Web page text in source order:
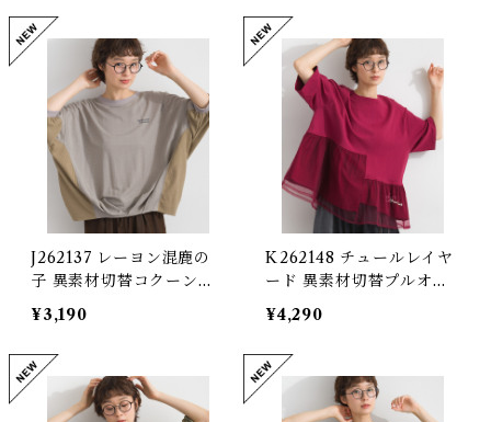
d-Fabric Front-Zip Dre
ss
J262137 レーヨン混鹿の
子 異素材切替コクーンプ
ルオーバー / Rayon-Blen
d Piqué Mixed-Fabric
Cocoon Pullover
¥3,190
K262148 チュールレイヤ
ード 異素材切替プルオー
バー / Tulle-Layered Mi
xed-Fabric Pullover
¥4,290